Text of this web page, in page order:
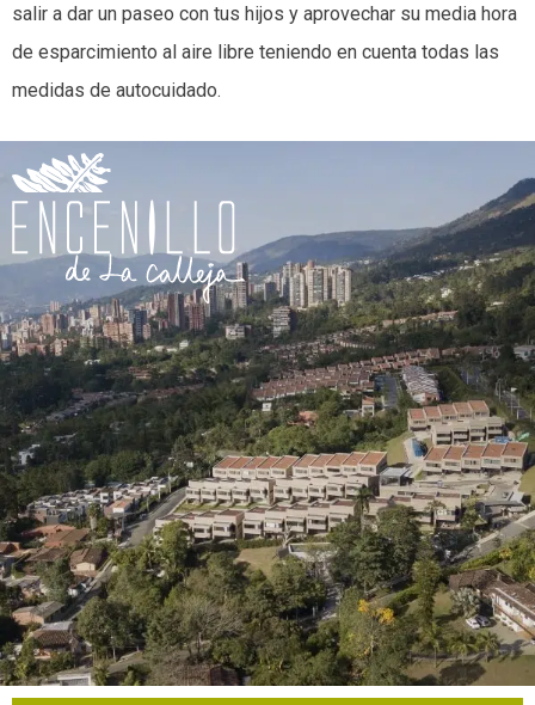
salir a dar un paseo con tus hijos y aprovechar su media hora
de esparcimiento al aire libre teniendo en cuenta todas las
medidas de autocuidado.